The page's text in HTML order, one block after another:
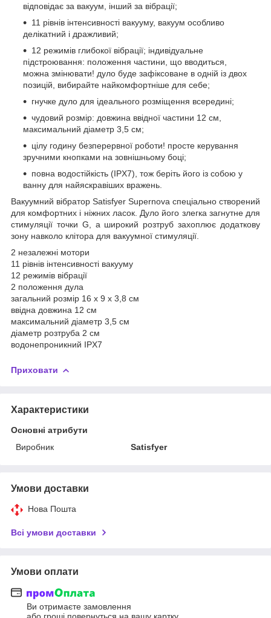
відповідає за вакуум, інший за вібрації;
11 рівнів інтенсивності вакууму, вакуум особливо
делікатний і дражливий;
12 режимів глибокої вібрації; індивідуальне
підстроювання: положення частини, що вводиться,
можна змінювати! дуло буде зафіксоване в одній із двох
позицій, вибирайте найкомфортніше для себе;
гнучке дуло для ідеального розміщення всередині;
чудовий розмір: довжина ввідної частини 12 см,
максимальний діаметр 3,5 см;
цілу годину безперервної роботи! просте керування
зручними кнопками на зовнішньому боці;
повна водостійкість (IPX7), тож беріть його із собою у
ванну для найяскравіших вражень.
Вакуумний вібратор Satisfyer Supernova спеціально створений
для комфортних і ніжних ласок. Дуло його злегка загнутне для
стимуляції точки G, а широкий розтруб захоплює додаткову
зону навколо клітора для вакуумної стимуляції.
2 незалежні мотори
11 рівнів інтенсивності вакууму
12 режимів вібрації
2 положення дула
загальний розмір 16 х 9 х 3,8 см
ввідна довжина 12 см
максимальний діаметр 3,5 см
діаметр розтруба 2 см
водонепроникний IPX7
Приховати
Характеристики
Основні атрибути
Виробник
Satisfyer
Умови доставки
Нова Пошта
Всі умови доставки
Умови оплати
Ви отримаєте замовлення